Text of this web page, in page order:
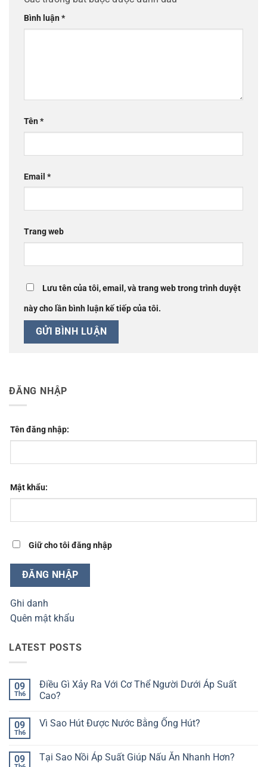
Bình luận*
Tên*
Email *
Trang web
Lưu tên của tôi, email, và trang web trong trình duyệt
này cho lần bình luận kế tiếp của tôi.
ĐĂNG NHẬP
Tên đăng nhập:
Mật khẩu:
Giữ cho tôi đăng nhập
ĐĂNG NHẬP
Ghi danh
Quên mật khẩu
LATEST POSTS
09
Th6
Điều Gì Xảy Ra Với Cơ Thể Người Dưới Áp Suất
Cao?
bình
Gì
Xảy
09
Th6
Vì Sao Hút Được Nước Bằng Ống Hút?
luận
09 Tại Sao Nồi Áp Suất Giúp Nấu Ăn Nhanh Hơn?